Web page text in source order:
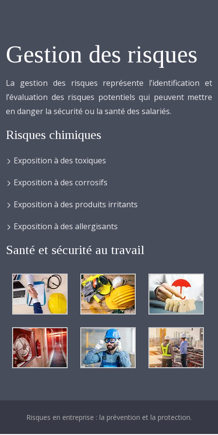
Gestion des risques
La gestion des risques représente l’identification et
l’évaluation des risques potentiels qui peuvent mettre
en danger la sécurité ou la santé des salariés.
Risques chimiques
Exposition à des toxiques
Exposition à des corrosifs
Exposition à des produits irritants
Exposition à des allergisants
Santé et sécurité au travail
Risques en entreprise : la prévention et la protection.